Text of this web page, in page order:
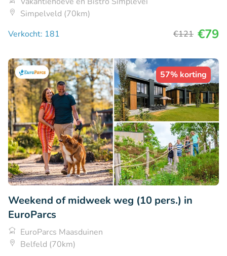
Simpelveld (70km)
Verkocht: 181
€121 €79
57% korting
Weekend of midweek weg (10 pers.) in
EuroParcs
EuroParcs Maasduinen
Belfeld (70km)